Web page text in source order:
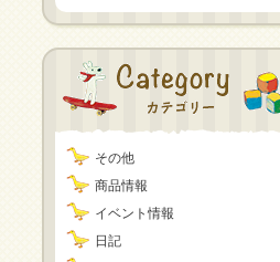
その他
商品情報
イベント情報
日記